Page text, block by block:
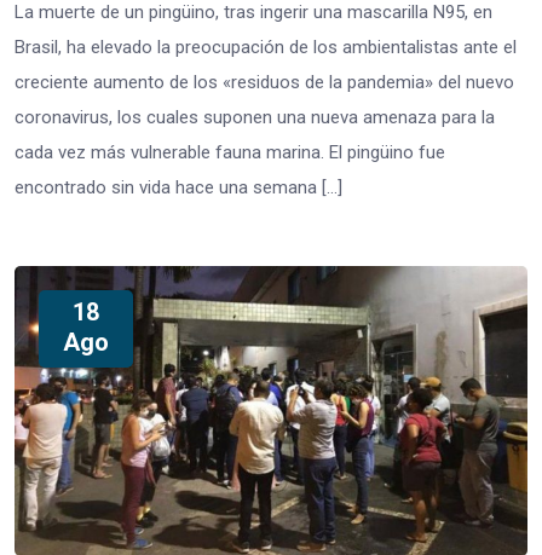
La muerte de un pingüino, tras ingerir una mascarilla N95, en
Brasil, ha elevado la preocupación de los ambientalistas ante el
creciente aumento de los «residuos de la pandemia» del nuevo
coronavirus, los cuales suponen una nueva amenaza para la
cada vez más vulnerable fauna marina. El pingüino fue
encontrado sin vida hace una semana […]
18
Ago